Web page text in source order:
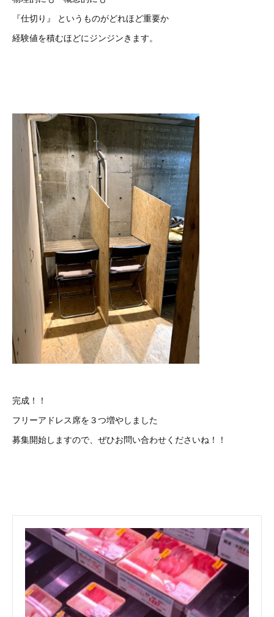
『仕切り』 というものがどれほど重要か
経験値を積むほどにジンジンきます。
完成！！
フリーアドレス席を３つ増やしました
募集開始しますので、ぜひお問い合わせくださいね！！